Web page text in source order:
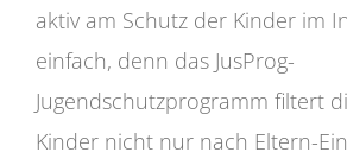
aktiv am Schutz der Kinder im
einfach, denn das JusProg-
Jugendschutzprogramm filtert
Kinder nicht nur nach Eltern-